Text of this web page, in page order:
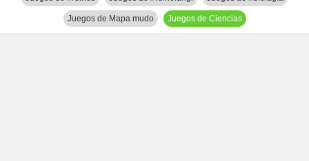
Juegos de Mapa mudo Juegos de Ciencias